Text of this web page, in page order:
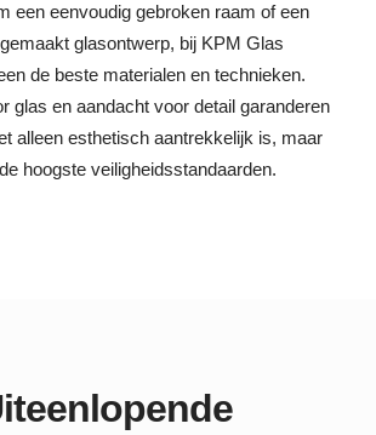
een eenvoudig gebroken raam of een
glasontwerp, bij KPM Glas
de beste materialen en technieken.
glas en aandacht voor detail garanderen
alleen esthetisch aantrekkelijk is, maar
hoogste veiligheidsstandaarden.